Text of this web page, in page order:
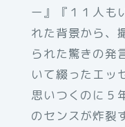
ー』『１１人も
れた背景から、
られた驚きの発
いて綴ったエッ
思いつくのに５
のセンスが炸裂